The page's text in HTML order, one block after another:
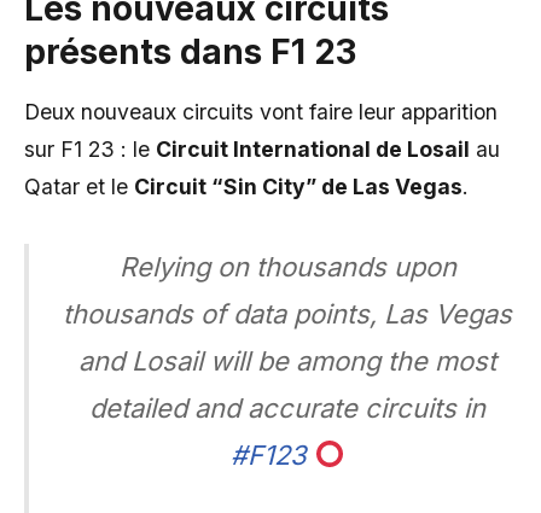
présents dans F1 23
Deux nouveaux circuits vont faire leur apparition
sur F1 23 : le Circuit International de Losail au
Qatar et le Circuit “Sin City” de Las Vegas.
Relying on thousands upon
thousands of data points, Las Vegas
and Losail will be among the most
detailed and accurate circuits in
#F123